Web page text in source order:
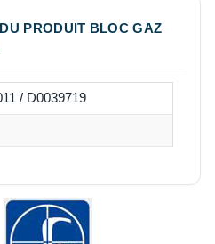
PRODUIT BLOC GAZ
/ D0039719